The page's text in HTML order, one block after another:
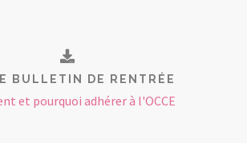
BULLETIN DE RENTRÉE
et pourquoi adhérer à l'OCCE